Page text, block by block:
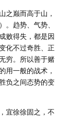
之巅而高于山，
趋势、气势、
败得失，都是因
化不过奇胜、正
穷。所以善于赌
用一般的战术，
负之间态势的变
宜徐徐固之，不